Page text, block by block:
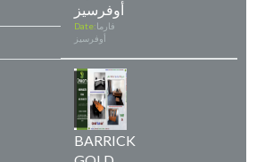
أوفرسيز
Date:فارما
أوفرسيز
BARRICK